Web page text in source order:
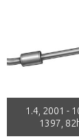
1.4, 2001 -
1397,